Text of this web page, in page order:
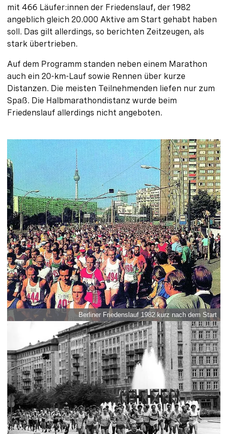
mit 466 Läufer:innen der Friedenslauf, der 1982
angeblich gleich 20.000 Aktive am Start gehabt haben
soll. Das gilt allerdings, so berichten Zeitzeugen, als
stark übertrieben.
Auf dem Programm standen neben einem Marathon
auch ein 20-km-Lauf sowie Rennen über kurze
Distanzen. Die meisten Teilnehmenden liefen nur zum
Spaß. Die Halbmarathondistanz wurde beim
Friedenslauf allerdings nicht angeboten.
Berliner Friedenslauf 1982 kurz nach dem Start